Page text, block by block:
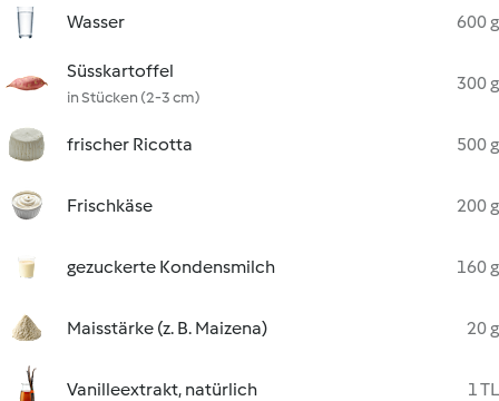
Wasser 600 g
Süsskartoffel
in Stücken (2-3 cm)
300 g
frischer Ricotta 500 g
Frischkäse 200 g
gezuckerte Kondensmilch 160 g
Maisstärke (z. B. Maizena) 20 g
Vanilleextrakt, natürlich 1 TL